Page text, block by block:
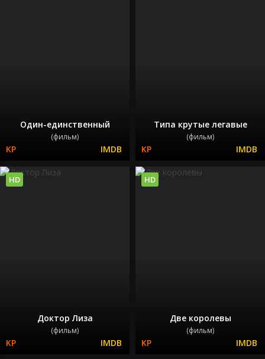
Один-единственный
(фильм)
Типа крутые легавые
(фильм)
Доктор Лиза
(фильм)
HD
Две королевы
(фильм)
HD